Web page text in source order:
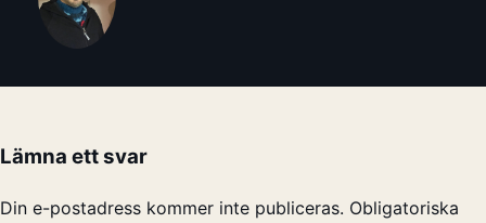
Lämna ett svar
Din e-postadress kommer inte publiceras. Obligatoriska